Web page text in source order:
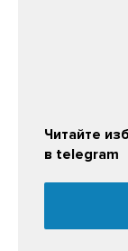
Читайте
в telegram